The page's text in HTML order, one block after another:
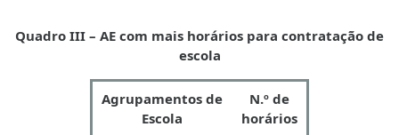
Quadro III – AE com mais horários para contratação de
escola
Agrupamentos de
Escola
N.º de
horários